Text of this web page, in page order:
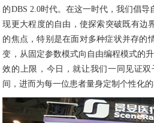
的DBS 2.0时代。在这一时代，我们倡
现更大程度的自由，使探索突破既有边
的焦点，特别是在面对多种症状并存的
变，从固定参数模式向自由编程模式的
效的上限，今日，就让我们一同见证
间，进而为每一位患者量身定制个性化的